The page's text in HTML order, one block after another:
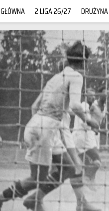
GŁÓWNA 2 LIGA 26/27 DRUŻYNA